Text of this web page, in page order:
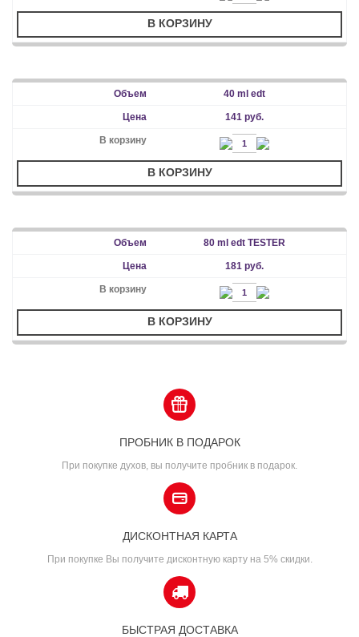
В КОРЗИНУ
40 ml edt
141 руб.
В КОРЗИНУ
80 ml edt TESTER
181 руб.
В КОРЗИНУ
ПРОБНИК В ПОДАРОК
При покупке духов, вы получите пробник в подарок.
ДИСКОНТНАЯ КАРТА
При покупке Вы получите дисконтную карту на 5% скидки.
БЫСТРАЯ ДОСТАВКА